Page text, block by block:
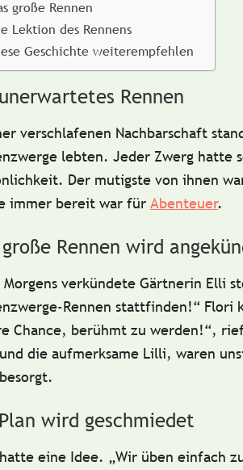
große Rennen
Lektion des Rennens
Geschichte weiterempfehlen
Rennen
verschlafenen Nachbarschaft
lebten. Jeder Zwerg hatte
Der mutigste von ihnen
immer bereit war für Abenteuer.
große Rennen wird
Morgens verkündete Gärtnerin Elli
Rennen stattfinden!“ Flori
Chance, berühmt zu werden!“,
und die aufmerksame Lilli, waren
wird geschmiedet
eine Idee. „Wir üben einfach